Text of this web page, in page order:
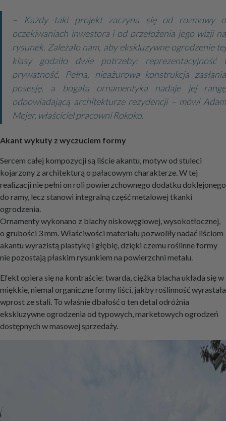
– Każdy taki projekt zaczyna się od rozmowy o
oczekiwaniach inwestora i od przełożenia jego wizji na
rysunek. Zależało nam, aby ekskluzywne ogrodzenie tej
klasy godziło dwie potrzeby: reprezentacyjność i
prywatność. Pełna, nieażurowa konstrukcja zasłania
posesję, a bogata ornamentyka nadaje jej rangę
odpowiadającą architekturze rezydencji – mówi Adam
Mejer, właściciel pracowni Rokoko.
Akant wykuty z wyczuciem formy
Sercem całej kompozycji są liście akantu, motyw od stuleci
kojarzony z architekturą o pałacowym charakterze. W tej
realizacji nie pełni on roli powierzchownego dodatku doklejonego
do ramy, lecz stanowi integralną część metalowej tkanki
ogrodzenia.
Ornamenty wykonano z blachy niskowęglowej, wysokotłocznej,
o grubości 3 mm. Właściwości materiału pozwoliły nadać liściom
akantu wyrazistą plastykę i głębię, dzięki czemu roślinne formy
nie pozostają płaskim rysunkiem na powierzchni metalu.
Efekt opiera się na kontraście: twarda, ciężka blacha układa się w
miękkie, niemal organiczne formy liści, jakby roślinność wyrastała
wprost ze stali. To właśnie dbałość o ten detal odróżnia
ekskluzywne ogrodzenia od typowych, marketowych ogrodzeń
dostępnych w masowej sprzedaży.